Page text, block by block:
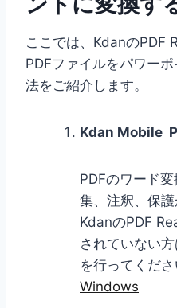
ここでは、KdanのPDF
PDFファイルをパワー
法をご紹介します。
Kdan Mobile
PDFのワード
集、注釈、保
KdanのPDF
されていない
を行ってくださ
Windows